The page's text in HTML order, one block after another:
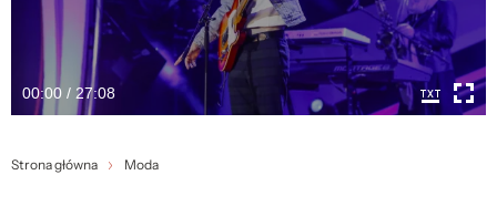
00:00 / 27:08
Strona główna Moda